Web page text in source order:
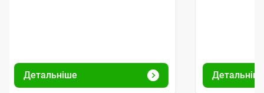
Детальніше